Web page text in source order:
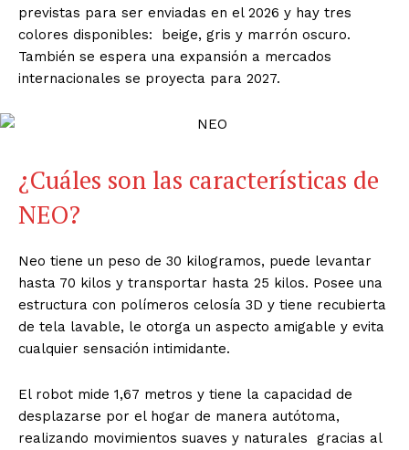
previstas para ser enviadas en el 2026 y hay tres
colores disponibles: beige, gris y marrón oscuro.
También se espera una expansión a mercados
internacionales se proyecta para 2027.
¿Cuáles son las características de
NEO?
Neo tiene un peso de 30 kilogramos, puede levantar
hasta 70 kilos y transportar hasta 25 kilos. Posee una
estructura con polímeros celosía 3D y tiene recubierta
de tela lavable, le otorga un aspecto amigable y evita
cualquier sensación intimidante.
El robot mide 1,67 metros y tiene la capacidad de
desplazarse por el hogar de manera autótoma,
realizando movimientos suaves y naturales gracias al